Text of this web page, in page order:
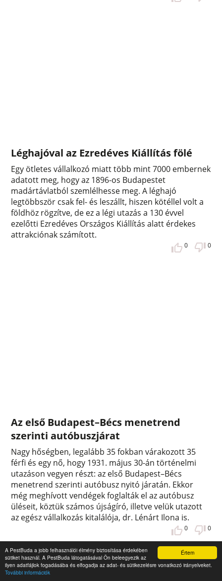
Értem
A PestBuda a jobb felhasználói élmény biztosítása érdekében
sütiket használ. A PestBuda látogatásával Ön beleegyezik az
ilyen adatfájlok fogadásába és elfogadja az adat- és sütikezelésre vonatkozó irányelveket.
További információk
Léghajóval az Ezredéves Kiállítás fölé
Egy ötletes vállalkozó miatt több mint 7000 embernek
adatott meg, hogy az 1896-os Budapestet
madártávlatból szemlélhesse meg. A léghajó
legtöbbször csak fel- és leszállt, hiszen kötéllel volt a
földhöz rögzítve, de ez a légi utazás a 130 évvel
ezelőtti Ezredéves Országos Kiállítás alatt érdekes
attrakciónak számított.
0 0
Az első Budapest–Bécs menetrend
szerinti autóbuszjárat
Nagy hőségben, legalább 35 fokban várakozott 35
férfi és egy nő, hogy 1931. május 30-án történelmi
utazáson vegyen részt: az első Budapest–Bécs
menetrend szerinti autóbusz nyitó járatán. Ekkor
még meghívott vendégek foglalták el az autóbusz
üléseit, köztük számos újságíró, illetve velük utazott
az egész vállalkozás kitalálója, dr. Lénárt Ilona is.
0 0